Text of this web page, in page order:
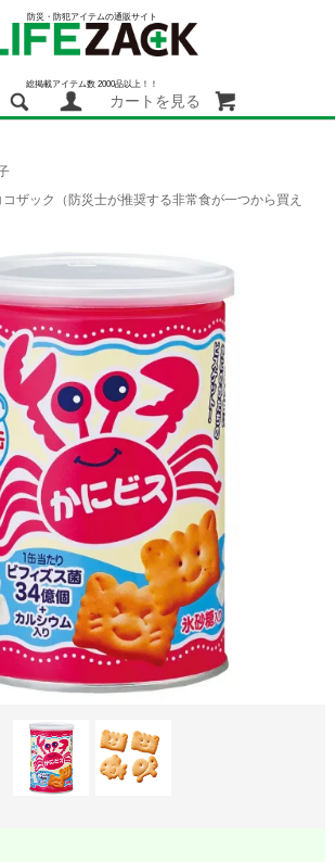
防災・防犯アイテムの通販サイト
総掲載アイテム数 2000品以上！！
カートを見る
ザック（防災士が推奨する非常食が一つから買え